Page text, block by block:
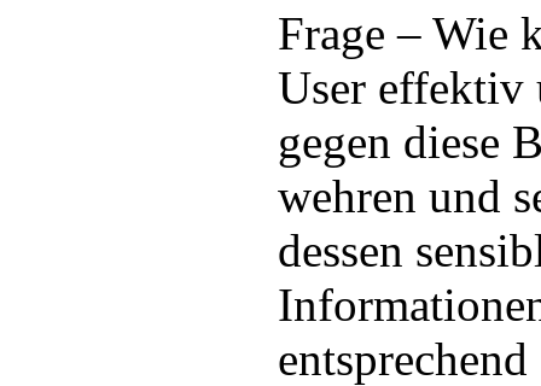
Frage – Wie
User effektiv
gegen diese
wehren und
dessen